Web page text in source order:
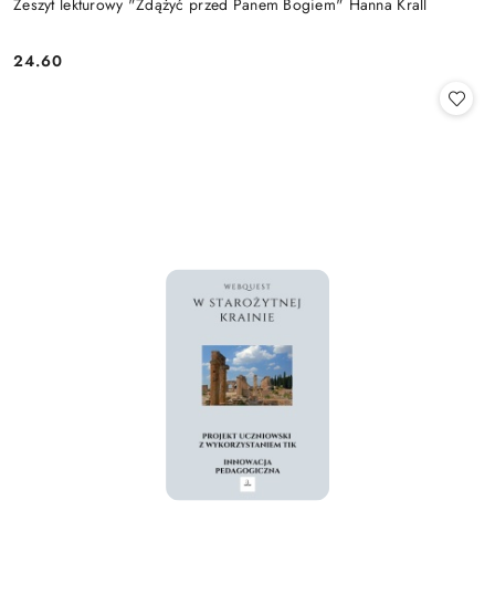
Zeszyt lekturowy "Zdążyć przed Panem Bogiem" Hanna Krall
Cena:
24.60